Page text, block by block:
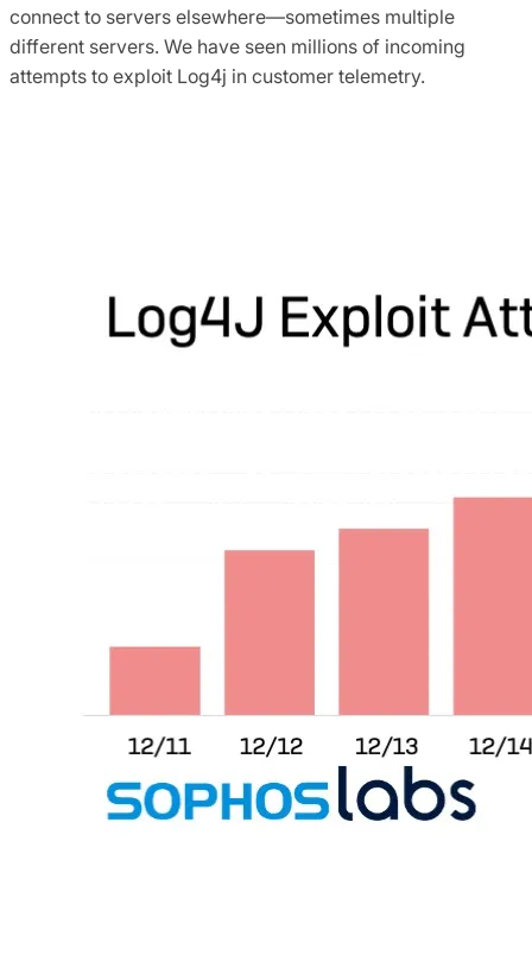
connect to servers elsewhere—sometimes multiple
different servers. We have seen millions of incoming
attempts to exploit Log4j in customer telemetry.